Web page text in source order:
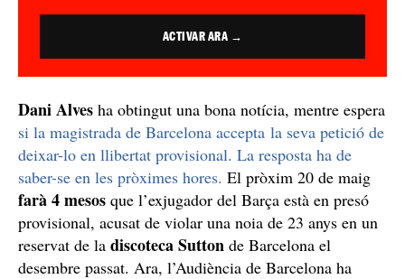
ACTIVAR ARA →
Dani Alves ha obtingut una bona notícia, mentre espera
si la magistrada de Barcelona accepta la seva petició de
deixar-lo en llibertat provisional. La resposta ha de
saber-se en les pròximes hores. El pròxim 20 de maig
farà 4 mesos que l’exjugador del Barça està en presó
provisional, acusat de violar una noia de 23 anys en un
reservat de la discoteca Sutton de Barcelona el
desembre passat. Ara, l’Audiència de Barcelona ha